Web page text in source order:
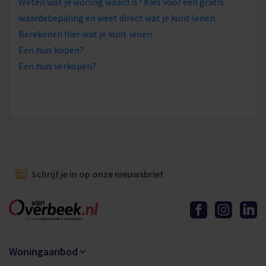
waardebepaling en weet direct wat je kunt lenen.
Berekenen hier wat je kunt lenen
Een huis kopen?
Een huis verkopen?
Schrijf je in op onze nieuwsbrief
Woningaanbod